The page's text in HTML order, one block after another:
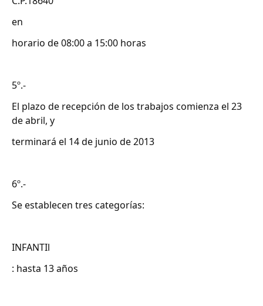
en
horario de 08:00 a 15:00 horas
5º.-
El plazo de recepción de los trabajos comienza el 23
de abril, y
terminará el 14 de junio de 2013
6º.-
Se establecen tres categorías:
INFANTIl
: hasta 13 años